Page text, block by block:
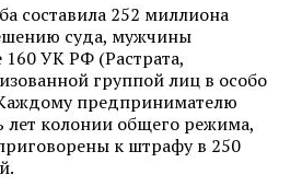
составила 252 миллиона
суда, мужчины
160 УК РФ (Растрата,
группой лиц в особо
предпринимателю
лет колонии общего режима,
к штрафу в 250